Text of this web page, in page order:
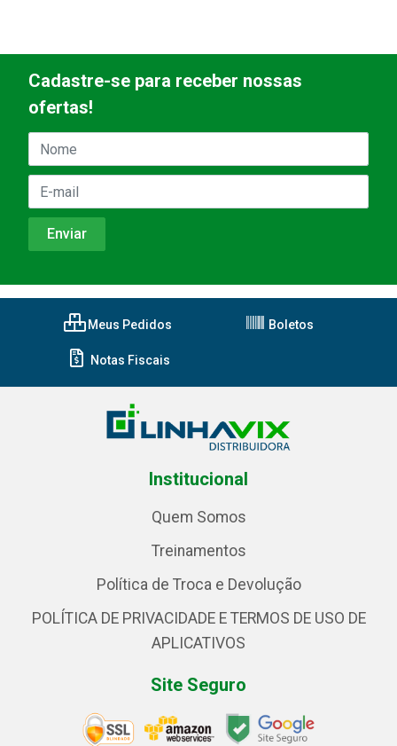
Cadastre-se para receber nossas
ofertas!
Meus Pedidos Boletos
Notas Fiscais
Institucional
Quem Somos
Treinamentos
Política de Troca e Devolução
POLÍTICA DE PRIVACIDADE E TERMOS DE USO DE
APLICATIVOS
Site Seguro